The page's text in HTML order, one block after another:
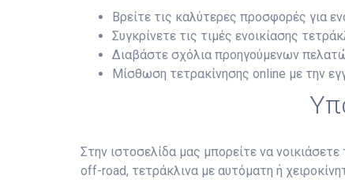
Βρείτε τις καλύτερες προσφορές για
Συγκρίνετε τις τιμές ενοικίασης
Διαβάστε σχόλια προηγούμενων
Μίσθωση τετρακίνησης online με την
Στην ιστοσελίδα μας μπορείτε να
off-road, τετράκλινα με αυτόματη ή